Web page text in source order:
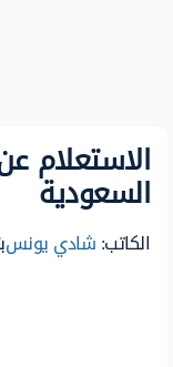
الاستعلام
السعودية
الكاتب:شادي يونس